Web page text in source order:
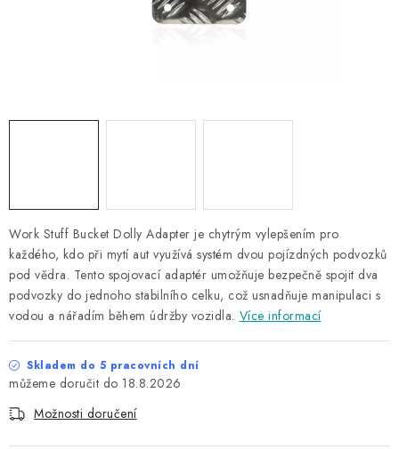
BYDLENÍ
Work Stuff Bucket Dolly Adapter je chytrým vylepšením pro
každého, kdo při mytí aut využívá systém dvou pojízdných podvozků
pod vědra. Tento spojovací adaptér umožňuje bezpečně spojit dva
podvozky do jednoho stabilního celku, což usnadňuje manipulaci s
vodou a nářadím během údržby vozidla. Více informací
Skladem do 5 pracovních dní
18.8.2026
Možnosti doručení